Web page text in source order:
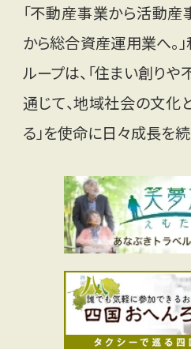
「不動産事業から活動
から総合資産運用業へ。
ループは、「住まい創り
通じて、地域社会の文
る」を使命に日々成長を続